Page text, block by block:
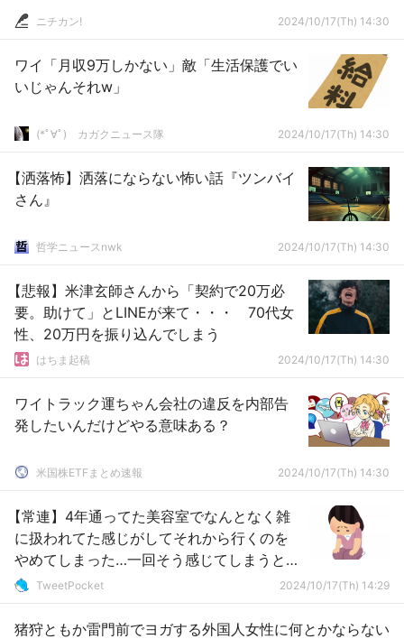
ニチカン! 2024/10/17(Th) 14:30
ワイ「月収9万しかない」敵「生活保護でい
いじゃんそれw」
(*ﾟ∀ﾟ)ゞカガクニュース隊 2024/10/17(Th) 14:30
【洒落怖】洒落にならない怖い話『ツンバイ
さん』
哲学ニュースnwk 2024/10/17(Th) 14:30
【悲報】米津玄師さんから「契約で20万必
要。助けて」とLINEが来て・・・ 70代女
性、20万円を振り込んでしまう
はちま起稿 2024/10/17(Th) 14:30
ワイトラック運ちゃん会社の違反を内部告
発したいんだけどやる意味ある？
米国株ETFまとめ速報 2024/10/17(Th) 14:30
【常連】4年通ってた美容室でなんとなく雑
に扱われてた感じがしてそれから行くのを
やめてしまった…一回そう感じてしまうとも
う無理..
TweetPocket 2024/10/17(Th) 14:29
猪狩ともか雷門前でヨガする外国人女性に何とかならない